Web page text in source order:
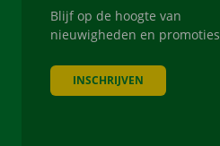
Blijf op de hoogte van
nieuwigheden en promoties
INSCHRIJVEN